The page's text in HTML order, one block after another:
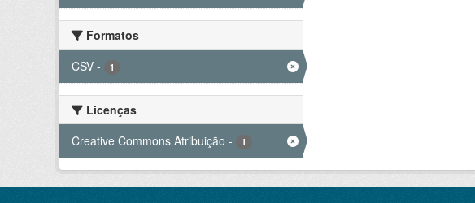
Formatos
CSV - 1
Licenças
Creative Commons Atribuição - 1